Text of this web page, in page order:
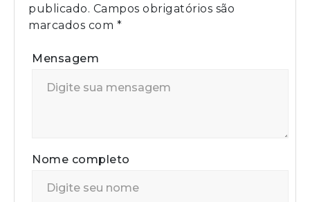
publicado. Campos obrigatórios são
marcados com *
Mensagem
Nome completo